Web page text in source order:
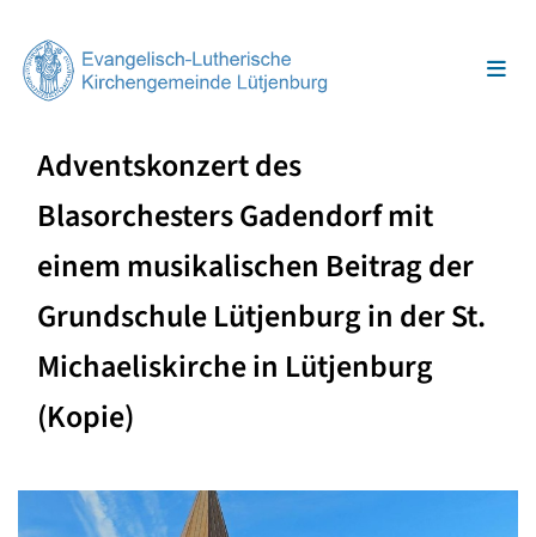
Adventskonzert des
Blasorchesters Gadendorf mit
einem musikalischen Beitrag der
Grundschule Lütjenburg in der St.
Michaeliskirche in Lütjenburg
(Kopie)